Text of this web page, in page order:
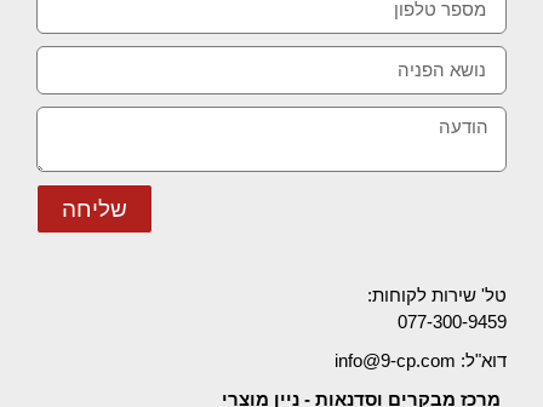
שליחה
טל' שירות לקוחות:
077-300-9459
דוא"ל: info@9-cp.com
מרכז מבקרים וסדנאות - ניין מוצרי